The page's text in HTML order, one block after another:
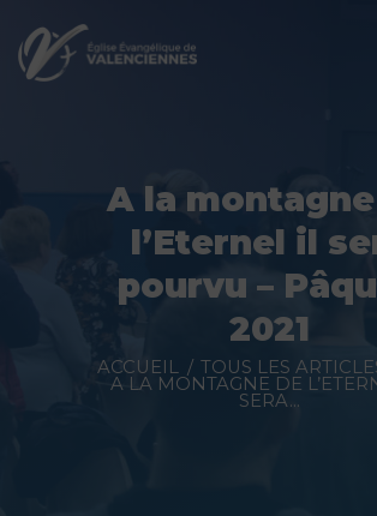
A la
l’Eternel il
pourvu –
2021
ACCUEIL TOUS LES
A LA MONTAGNE DE
SERA...
Évènements
Faire un don